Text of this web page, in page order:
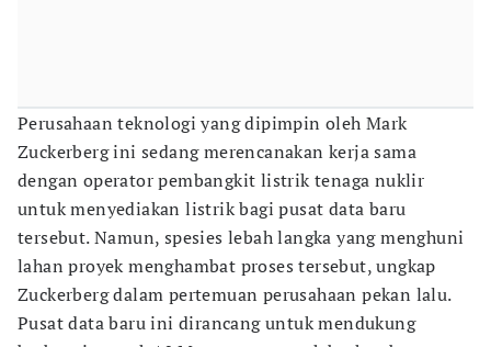
Perusahaan teknologi yang dipimpin oleh Mark
Zuckerberg ini sedang merencanakan kerja sama
dengan operator pembangkit listrik tenaga nuklir
untuk menyediakan listrik bagi pusat data baru
tersebut. Namun, spesies lebah langka yang menghuni
lahan proyek menghambat proses tersebut, ungkap
Zuckerberg dalam pertemuan perusahaan pekan lalu.
Pusat data baru ini dirancang untuk mendukung